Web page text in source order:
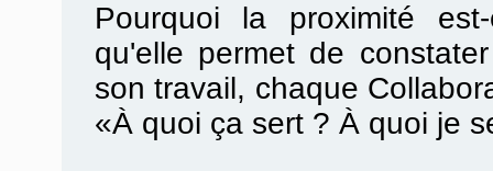
Pourquoi la proximité
qu'elle permet de
son travail, chaque
«À quoi ça sert ? À quoi je